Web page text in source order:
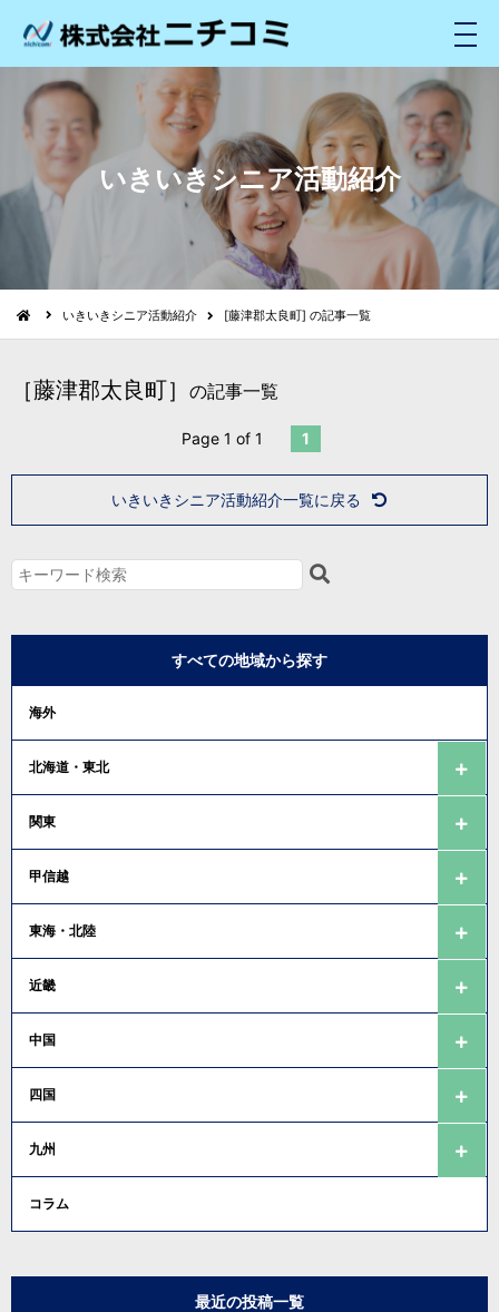
メ
ニ
ュ
いきいきシニア活動紹介
いきいきシニア活動紹介 [藤津郡太良町] の記事一覧
［藤津郡太良町］ の記事一覧
Page 1 of 1 1
いきいきシニア活動紹介一覧に戻る
すべての地域から探す
海外
北海道・東北
関東
甲信越
東海・北陸
近畿
中国
四国
九州
コラム
最近の投稿一覧